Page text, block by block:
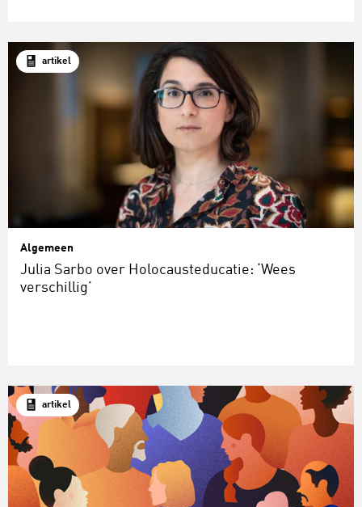
artikel
Algemeen
Julia Sarbo over Holocausteducatie: ‘Wees
verschillig’
artikel